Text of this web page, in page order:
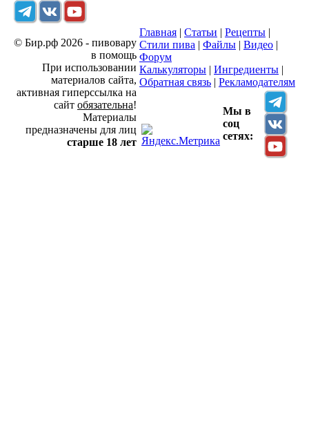
© Бир.рф 2026 - пивовару
в помощь
При использовании
материалов сайта,
активная гиперссылка на
сайт обязательна!
Материалы
предназначены для лиц
старше 18 лет
Главная | Статьи | Рецепты |
Стили пива | Файлы | Видео |
Форум
Калькуляторы | Ингредиенты |
Обратная связь | Рекламодателям
Мы в
соц
сетях: